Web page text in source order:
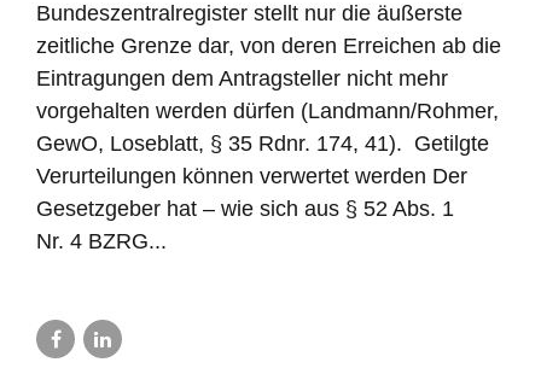
Bundeszentralregister stellt nur die äußerste
zeitliche Grenze dar, von deren Erreichen ab die
Eintragungen dem Antragsteller nicht mehr
vorgehalten werden dürfen (Landmann/Rohmer,
GewO, Loseblatt, § 35 Rdnr. 174, 41). Getilgte
Verurteilungen können verwertet werden Der
Gesetzgeber hat – wie sich aus § 52 Abs. 1
Nr. 4 BZRG...